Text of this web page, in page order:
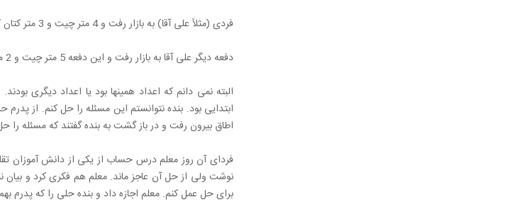
فردی (مثلاً علی آقا) به بازار رفت و 4 متر چیت و 3 متر کتان کلاً به مبلغ 410 تومان خرید.
دفعه دیگر علی آقا به بازار رفت و این دفعه 5 متر چیت و 2 متر کتان کلاً به مبلغ 390 تومان خرید. قیمت هر متر چیت و هر متر کتان چقدر است؟
البته نمی دانم که اعداد همینها بود یا اعداد
ابتدایی بود. بنده نتوانستم این مسئله را حل کنم. از
اطاق بیرون رفت و در باز گشت به بنده گفتند که مسئله را
فردای آن روز معلم درس حساب از یکی از دانش آموزان
نوشت ولی از حل آن عاجز ماند. معلم هم فکری کرد و بیان
برای حل عمل کنم. معلم اجازه داد و بنده حلی را که پدرم